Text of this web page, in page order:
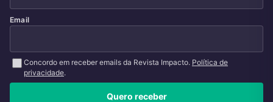
Email
Concordo em receber emails da Revista Impacto. Política de
privacidade.
Quero receber